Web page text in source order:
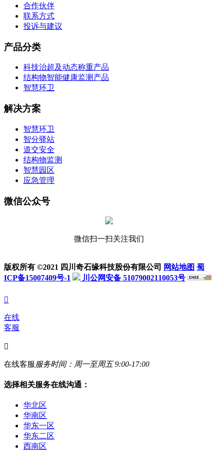
合作伙伴
联系方式
投诉与建议
产品分类
科技治超及动态称重产品
结构物智能健康监测产品
智慧环卫
解决方案
智慧环卫
智分驿站
道交安全
结构物监测
智慧园区
应急管理
微信公众号
微信扫一扫关注我们
版权所有 ©2021 四川奇石缘科技股份有限公司 网站地图 蜀
ICP备15007409号-1
川公网安备 51079002110053号

在线
客服

在线客服 服务时间：周一至周五 9:00-17:00
选择相关服务在线沟通：
华北区
华南区
华东一区
华东二区
西南区